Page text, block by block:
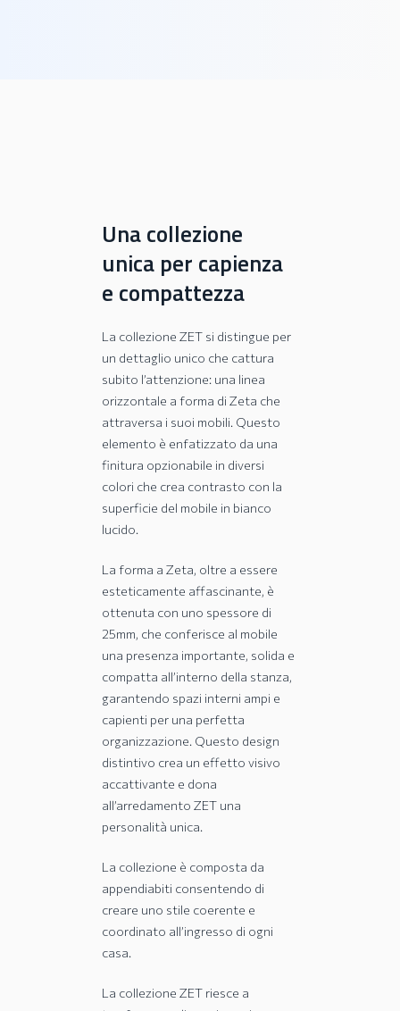
Una collezione
unica per capienza
e compattezza
La collezione ZET si distingue per
un dettaglio unico che cattura
subito l’attenzione: una linea
orizzontale a forma di Zeta che
attraversa i suoi mobili. Questo
elemento è enfatizzato da una
finitura opzionabile in diversi
colori che crea contrasto con la
superficie del mobile in bianco
lucido.
La forma a Zeta, oltre a essere
esteticamente affascinante, è
ottenuta con uno spessore di
25mm, che conferisce al mobile
una presenza importante, solida e
compatta all’interno della stanza,
garantendo spazi interni ampi e
capienti per una perfetta
organizzazione. Questo design
distintivo crea un effetto visivo
accattivante e dona
all’arredamento ZET una
personalità unica.
La collezione è composta da
appendiabiti consentendo di
creare uno stile coerente e
coordinato all’ingresso di ogni
casa.
La collezione ZET riesce a